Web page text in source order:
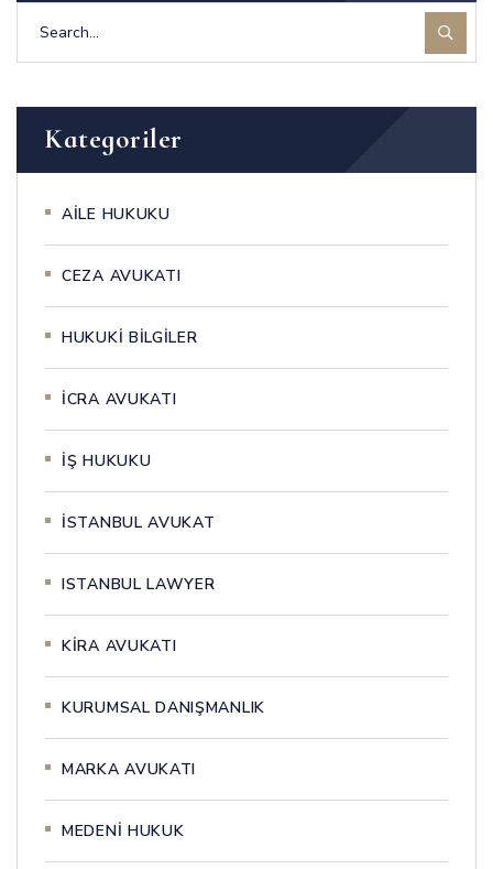
Kategoriler
AİLE HUKUKU
CEZA AVUKATI
HUKUKİ BİLGİLER
İCRA AVUKATI
İŞ HUKUKU
İSTANBUL AVUKAT
ISTANBUL LAWYER
KİRA AVUKATI
KURUMSAL DANIŞMANLIK
MARKA AVUKATI
MEDENİ HUKUK